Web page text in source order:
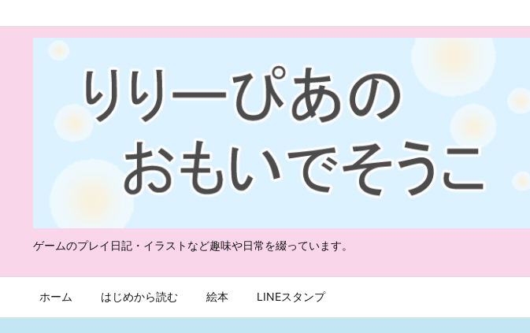
ゲームのプレイ日記・イラストなど趣味や日常を綴っています。
ホーム はじめから読む 絵本 LINEスタンプ